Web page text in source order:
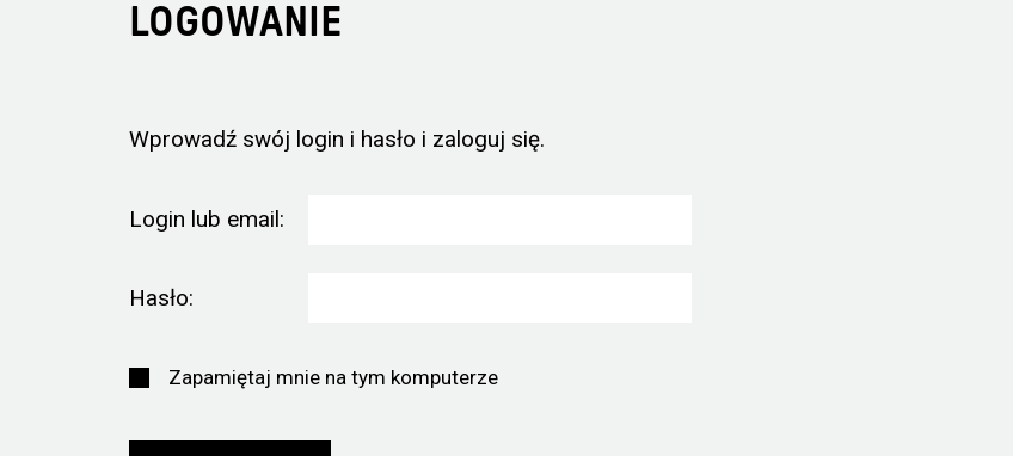
LOGOWANIE
Wprowadź swój login i hasło i zaloguj się.
Login lub email:
Hasło:
Zapamiętaj mnie na tym komputerze